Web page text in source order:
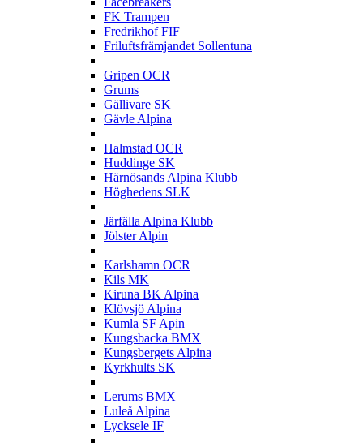
FK Trampen
Fredrikhof FIF
Friluftsfrämjandet Sollentuna
Gripen OCR
Grums
Gällivare SK
Gävle Alpina
Halmstad OCR
Huddinge SK
Härnösands Alpina Klubb
Höghedens SLK
Järfälla Alpina Klubb
Jölster Alpin
Karlshamn OCR
Kils MK
Kiruna BK Alpina
Klövsjö Alpina
Kumla SF Apin
Kungsbacka BMX
Kungsbergets Alpina
Kyrkhults SK
Lerums BMX
Luleå Alpina
Lycksele IF